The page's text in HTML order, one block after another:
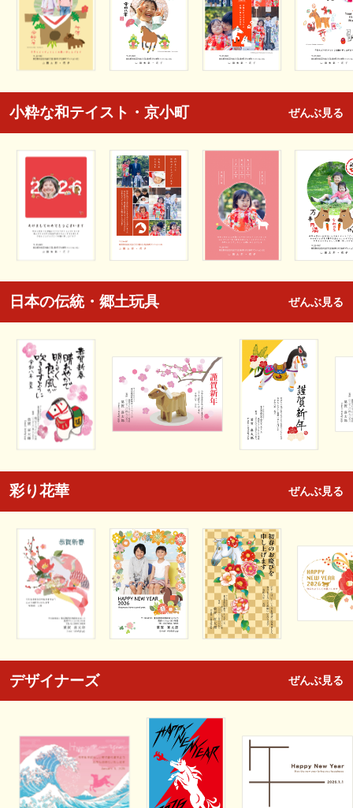
小粋な和テイスト・京小町 ぜんぶ見る
日本の伝統・郷土玩具 ぜんぶ見る
彩り花華 ぜんぶ見る
デザイナーズ ぜんぶ見る